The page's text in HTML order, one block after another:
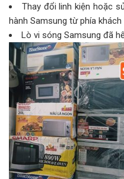
Thay đổi linh kiện hoặc
hành Samsung từ phía khách
Lò vi sóng Samsung đã